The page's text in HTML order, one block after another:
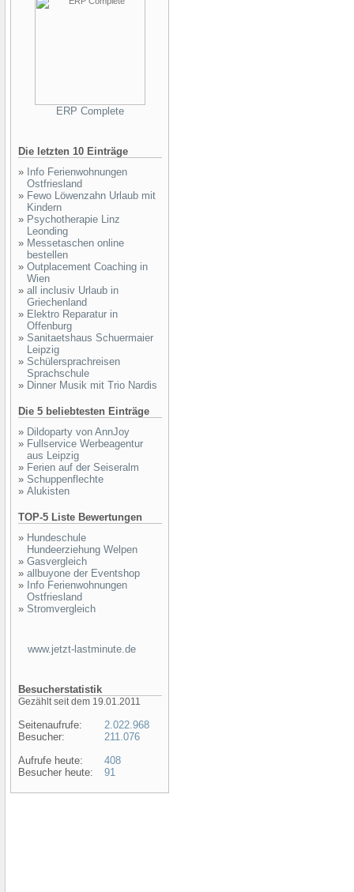
ERP Complete
Die letzten 10 Einträge
» Info Ferienwohnungen
Ostfriesland
» Fewo Löwenzahn Urlaub mit
Kindern
» Psychotherapie Linz
Leonding
» Messetaschen online
bestellen
» Outplacement Coaching in
Wien
» all inclusiv Urlaub in
Griechenland
» Elektro Reparatur in
Offenburg
» Sanitaetshaus Schuermaier
Leipzig
» Schülersprachreisen
Sprachschule
» Dinner Musik mit Trio Nardis
Die 5 beliebtesten Einträge
» Dildoparty von AnnJoy
» Fullservice Werbeagentur
aus Leipzig
» Ferien auf der Seiseralm
» Schuppenflechte
» Alukisten
TOP-5 Liste Bewertungen
» Hundeschule
Hundeerziehung Welpen
» Gasvergleich
» allbuyone der Eventshop
» Info Ferienwohnungen
Ostfriesland
» Stromvergleich
www.jetzt-lastminute.de
Besucherstatistik
Gezählt seit dem 19.01.2011
Seitenaufrufe:
Besucher:
Aufrufe heute:
Besucher heute:
2.022.968
211.076
408
91